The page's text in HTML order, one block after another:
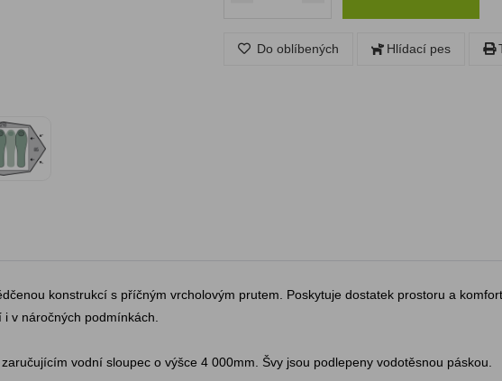
Do oblíbených Hlídací pes
konstrukcí s příčným vrcholovým prutem. Poskytuje dostatek prostoru a
v náročných podmínkách.
vodní sloupec o výšce 4 000mm. Švy jsou podlepeny vodotěsnou páskou.